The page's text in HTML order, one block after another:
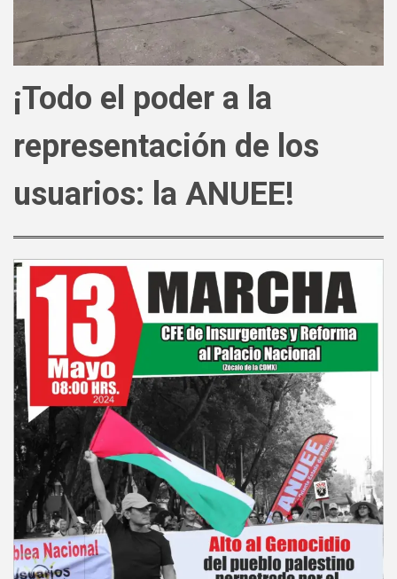
¡Todo el poder a la
representación de los
usuarios: la ANUEE!